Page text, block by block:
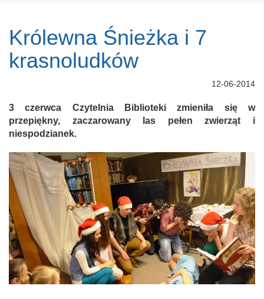
Królewna Śnieżka i 7
krasnoludków
12-06-2014
3 czerwca Czytelnia Biblioteki zmieniła się w
przepiękny, zaczarowany las pełen zwierząt i
niespodzianek.